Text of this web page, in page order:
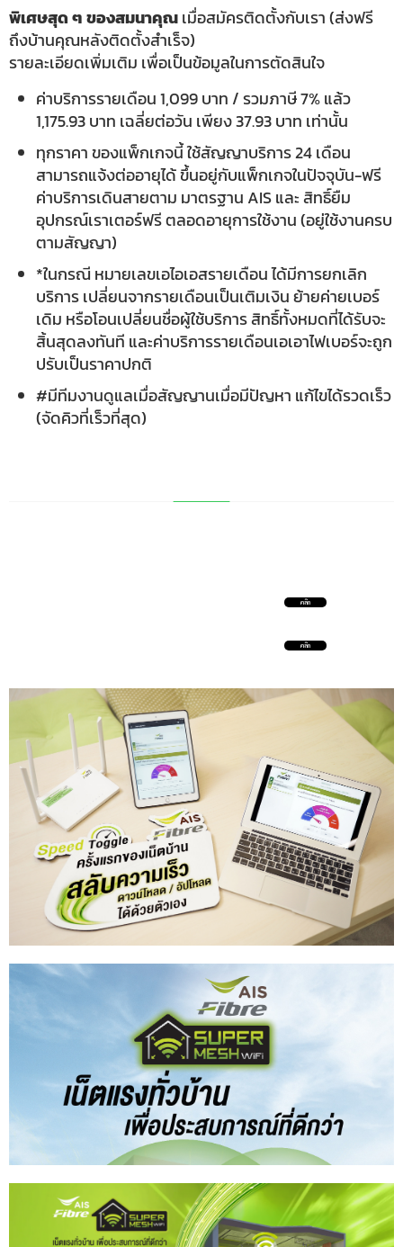
พิเศษสุด ๆ ของสมนาคุณเมื่อสมัครติดตั้งกับเรา (ส่งฟรี
ถึงบ้านคุณหลังติดตั้งสำเร็จ)
รายละเอียดเพิ่มเติม เพื่อเป็นข้อมูลในการตัดสินใจ
ค่าบริการรายเดือน 1,099 บาท / รวมภาษี 7% แล้ว
1,175.93 บาท เฉลี่ยต่อวัน เพียง 37.93 บาท เท่านั้น
ทุกราคา ของแพ็กเกจนี้ ใช้สัญญาบริการ 24 เดือน
สามารถแจ้งต่ออายุได้ ขึ้นอยู่กับแพ็กเกจในปัจจุบัน-ฟรี
ค่าบริการเดินสายตาม มาตรฐาน AIS และ สิทธิ์ยืม
อุปกรณ์เราเตอร์ฟรี ตลอดอายุการใช้งาน (อยู่ใช้งานครบ
ตามสัญญา)
*ในกรณี หมายเลขเอไอเอสรายเดือน ได้มีการยกเลิก
บริการ เปลี่ยนจากรายเดือนเป็นเติมเงิน ย้ายค่ายเบอร์
เดิม หรือโอนเปลี่ยนชื่อผู้ใช้บริการ สิทธิ์ทั้งหมดที่ได้รับจะ
สิ้นสุดลงทันที และค่าบริการรายเดือนเอเอาไฟเบอร์จะถูก
ปรับเป็นราคาปกติ
#มีทีมงานดูแลเมื่อสัญญานเมื่อมีปัญหา แก้ไขได้รวดเร็ว
(จัดคิวที่เร็วที่สุด)
คลิก
คลิก